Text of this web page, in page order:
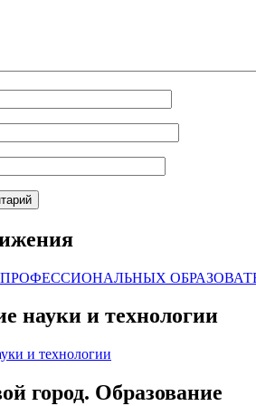
науки и технологии
город. Образование